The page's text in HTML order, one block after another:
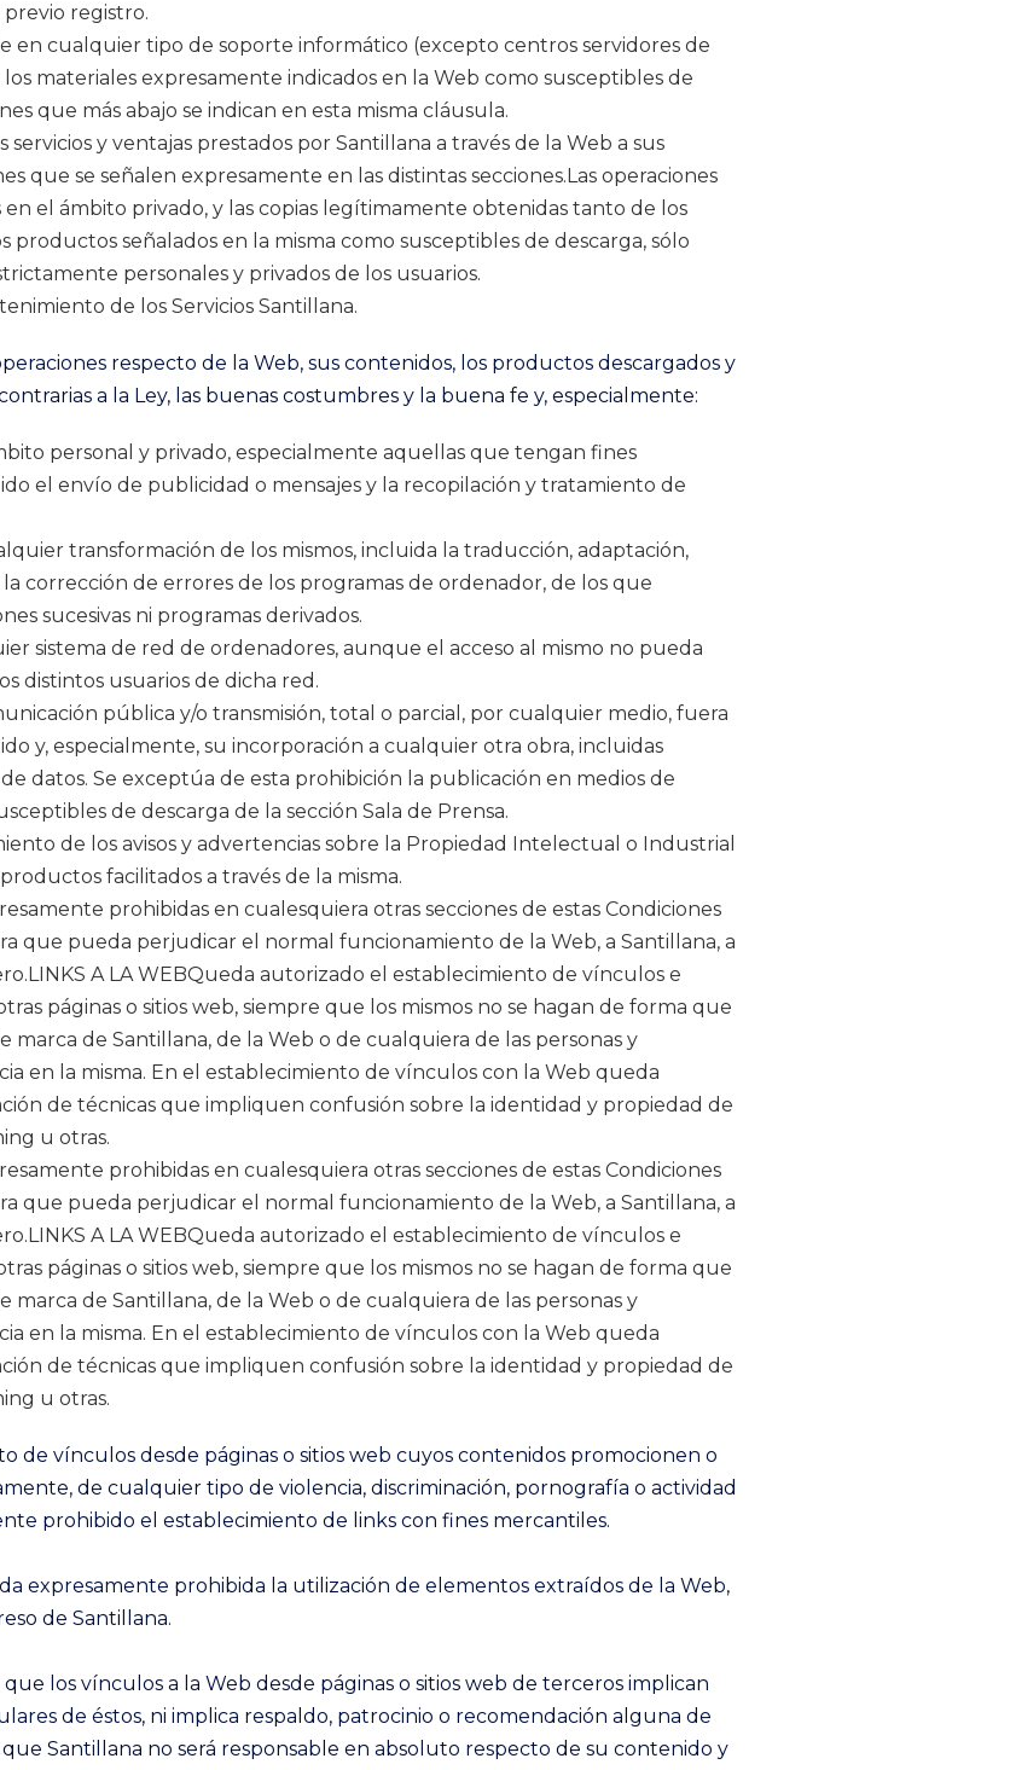
registro.
en cualquier tipo de soporte informático (excepto centros servidores de
materiales expresamente indicados en la Web como susceptibles de
que más abajo se indican en esta misma cláusula.
y ventajas prestados por Santillana a través de la Web a sus
que se señalen expresamente en las distintas secciones.Las operaciones
el ámbito privado, y las copias legítimamente obtenidas tanto de los
productos señalados en la misma como susceptibles de descarga, sólo
personales y privados de los usuarios.
de los Servicios Santillana.
respecto de la Web, sus contenidos, los productos descargados y
a la Ley, las buenas costumbres y la buena fe y, especialmente:
personal y privado, especialmente aquellas que tengan fines
el envío de publicidad o mensajes y la recopilación y tratamiento de
transformación de los mismos, incluida la traducción, adaptación,
corrección de errores de los programas de ordenador, de los que
sucesivas ni programas derivados.
sistema de red de ordenadores, aunque el acceso al mismo no pueda
distintos usuarios de dicha red.
pública y/o transmisión, total o parcial, por cualquier medio, fuera
y, especialmente, su incorporación a cualquier otra obra, incluidas
datos. Se exceptúa de esta prohibición la publicación en medios de
de descarga de la sección Sala de Prensa.
de los avisos y advertencias sobre la Propiedad Intelectual o Industrial
facilitados a través de la misma.
prohibidas en cualesquiera otras secciones de estas Condiciones
que pueda perjudicar el normal funcionamiento de la Web, a Santillana, a
A LA WEBQueda autorizado el establecimiento de vínculos e
páginas o sitios web, siempre que los mismos no se hagan de forma que
de Santillana, de la Web o de cualquiera de las personas y
en la misma. En el establecimiento de vínculos con la Web queda
de técnicas que impliquen confusión sobre la identidad y propiedad de
u otras.
prohibidas en cualesquiera otras secciones de estas Condiciones
que pueda perjudicar el normal funcionamiento de la Web, a Santillana, a
A LA WEBQueda autorizado el establecimiento de vínculos e
páginas o sitios web, siempre que los mismos no se hagan de forma que
de Santillana, de la Web o de cualquiera de las personas y
en la misma. En el establecimiento de vínculos con la Web queda
de técnicas que impliquen confusión sobre la identidad y propiedad de
u otras.
de vínculos desde páginas o sitios web cuyos contenidos promocionen o
de cualquier tipo de violencia, discriminación, pornografía o actividad
prohibido el establecimiento de links con fines mercantiles.
expresamente prohibida la utilización de elementos extraídos de la Web,
de Santillana.
los vínculos a la Web desde páginas o sitios web de terceros implican
de éstos, ni implica respaldo, patrocinio o recomendación alguna de
Santillana no será responsable en absoluto respecto de su contenido y